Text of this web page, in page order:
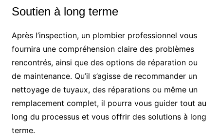
Soutien à long terme
Après l’inspection, un plombier professionnel vous
fournira une compréhension claire des problèmes
rencontrés, ainsi que des options de réparation ou
de maintenance. Qu’il s’agisse de recommander un
nettoyage de tuyaux, des réparations ou même un
remplacement complet, il pourra vous guider tout au
long du processus et vous offrir des solutions à long
terme.